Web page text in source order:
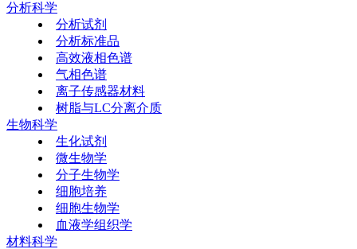
分析科学
分析试剂
分析标准品
高效液相色谱
气相色谱
离子传感器材料
树脂与LC分离介质
生物科学
生化试剂
微生物学
分子生物学
细胞培养
细胞生物学
血液学组织学
材料科学